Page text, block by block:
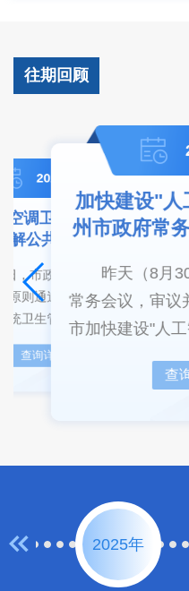
往期回顾
打
常务
开常
于全
居环
议。
书记
2025.06.15
空调卫生管理 有效防
解公共卫生风险
日，市政府召开常务会
原则通过了《苏州市集中
统卫生管理办法》等相关
副书记、市长吴庆文主持
法》贯彻落实习近平总书
查询详情
加快建设"
州市政府常
昨天（8月
常务会议，审议
市加快建设"人
书记、市长吴庆
查
2025年